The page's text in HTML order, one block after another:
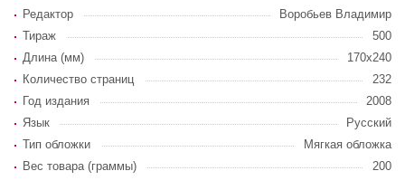
Редактор
Воробьев Владимир
Тираж
500
Длина (мм)
170x240
Количество страниц
232
Год издания
2008
Язык
Русский
Тип обложки
Мягкая обложка
Вес товара (граммы)
200